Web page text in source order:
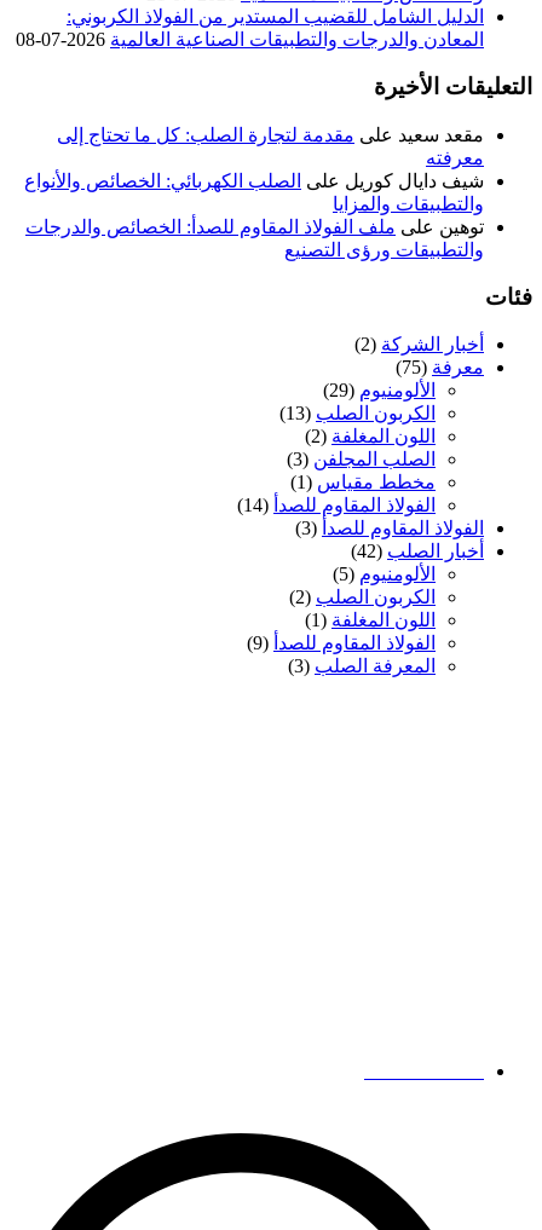
الدليل الشامل للقضيب المستدير من الفولاذ الكربوني:
المعادن والدرجات والتطبيقات الصناعية العالمية 2026-07-08
التعليقات الأخيرة
مقعد سعيد على مقدمة لتجارة الصلب: كل ما تحتاج إلى
معرفته
شيف دايال كوريل على الصلب الكهربائي: الخصائص والأنواع
والتطبيقات والمزايا
توهين على ملف الفولاذ المقاوم للصدأ: الخصائص والدرجات
والتطبيقات ورؤى التصنيع
فئات
أخبار الشركة (2)
معرفة (75)
الألومنيوم (29)
الكربون الصلب (13)
اللون المغلفة (2)
الصلب المجلفن (3)
مخطط مقياس (1)
الفولاذ المقاوم للصدأ (14)
الفولاذ المقاوم للصدأ (3)
أخبار الصلب (42)
الألومنيوم (5)
الكربون الصلب (2)
اللون المغلفة (1)
الفولاذ المقاوم للصدأ (9)
المعرفة الصلب (3)